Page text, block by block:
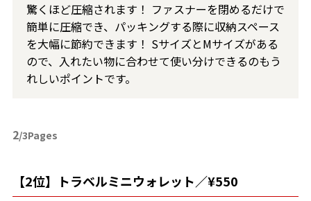
驚くほど圧縮されます！ ファスナーを閉めるだけで
簡単に圧縮でき、パッキングする際に収納スペース
を大幅に節約できます！ SサイズとMサイズがある
ので、入れたい物に合わせて使い分けできるのもう
れしいポイントです。
2/3Pages
【2位】トラベルミニウォレット／¥550